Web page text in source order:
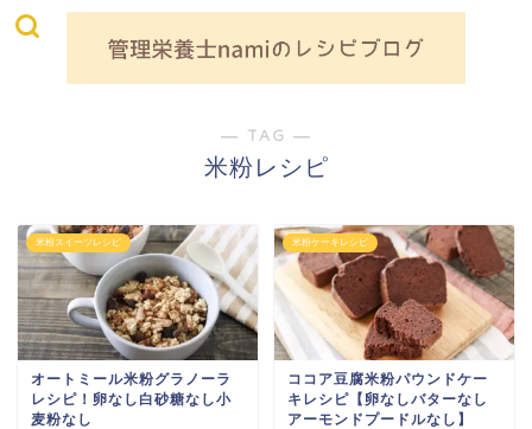
― TAG ―
米粉レシピ
米粉スイーツレシピ
オートミール米粉グラノーラ
レシピ！卵なし白砂糖なし小
麦粉なし
米粉ケーキレシピ
ココア豆腐米粉パウンドケー
キレシピ【卵なしバターなし
アーモンドプードルなし】